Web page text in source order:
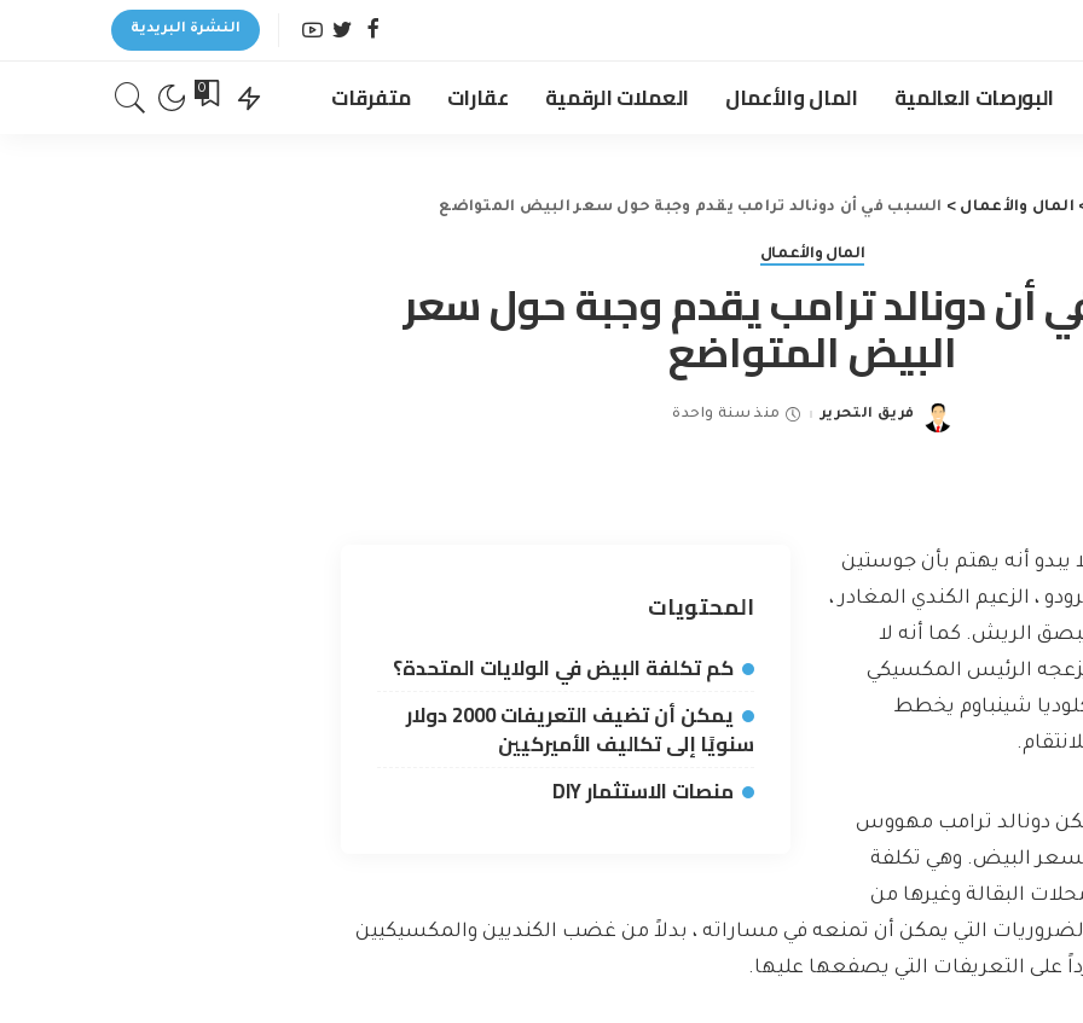
النشرة البريدية
البورصات العالمية المال والأعمال العملات الرقمية عقارات متفرقات 0
المال والأعمال > السبب في أن دونالد ترامب يقدم وجبة حول سعر البيض المتواضع
المال والأعمال
أن دونالد ترامب يقدم وجبة حول سعر
البيض المتواضع
Posted
فريق التحرير منذ سنة واحدة
المحتويات
كم تكلفة البيض في الولايات المتحدة؟
يمكن أن تضيف التعريفات 2000 دولار
سنويًا إلى تكاليف الأميركيين
منصات الاستثمار DIY
يبدو أنه يهتم بأن جوستين
، الزعيم الكندي المغادر ،
الريش. كما أنه لا
الرئيس المكسيكي
شينباوم يخطط
دونالد ترامب مهووس
البيض. وهي تكلفة
البقالة وغيرها من
التي يمكن أن تمنعه ​​في مساراته ، بدلاً من غضب الكنديين والمكسيكيين
على التعريفات التي يصفعها عليها.